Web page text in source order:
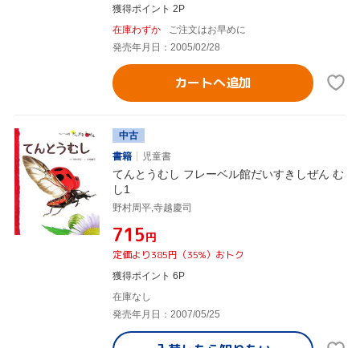
獲得ポイント 2P
在庫わずか
ご注文はお早めに
発売年月日：2005/02/28
カートへ追加
中古
書籍
児童書
てんとうむし フレーベル館だいすきしぜん む
し1
野村周平,寺越慶司
¥715円
定価より385円（35%）おトク
獲得ポイント 6P
在庫なし
発売年月日：2007/05/25